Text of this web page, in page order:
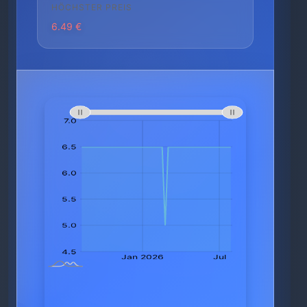
HÖCHSTER PREIS
6.49 €